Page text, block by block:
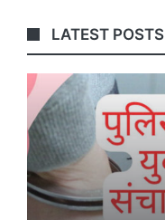
LATEST POSTS